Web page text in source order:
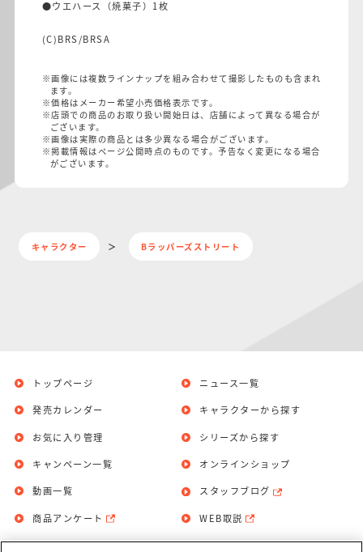
●ウエハース（焼菓子）1枚
(C)BRS/BRSA
※画像には複数ラインナップを組み合わせて撮影したものも含まれ
ます。
※価格はメーカー希望小売価格表示です。
※店頭での商品のお取り扱い開始日は、店舗によって異なる場合が
ございます。
※画像は実際の商品とは多少異なる場合がございます。
※掲載情報はページ公開時点のものです。予告なく変更になる場合
がございます。
キャラクター Bラッパーズストリート
トップページ
発売カレンダー
お気に入り管理
ニュース一覧
キャラクターから探す
シリーズから探す
キャンペーン一覧
動画一覧
商品アンケート
オンラインショップ
スタッフブログ
WEB取説